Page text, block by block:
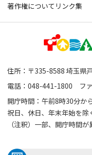
著作権について リンク集
住所：〒335-8588 埼玉県
電話：048-441-1800 フ
開庁時間：午前8時30分か
祝日、休日、年末年始を除
（注釈）一部、開庁時間